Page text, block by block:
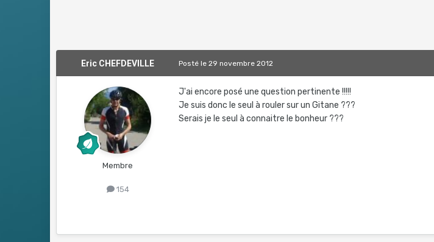
Eric CHEFDEVILLE
Membre
154
Postéle 29 novembre 2012
J'ai encore posé une question pertinente !!!!!
Je suis donc le seul à rouler sur un Gitane ???
Serais je le seul à connaitre le bonheur ???